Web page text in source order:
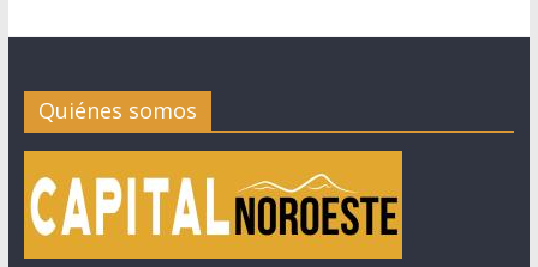
Quiénes somos